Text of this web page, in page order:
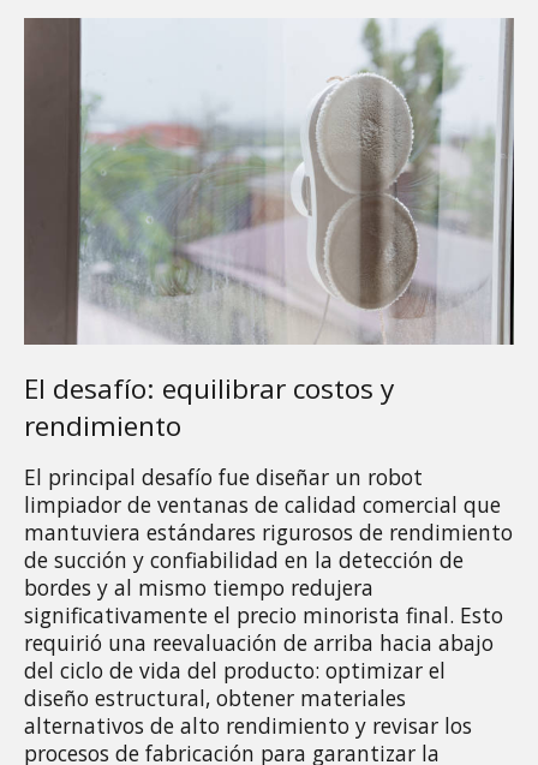
El desafío: equilibrar costos y
rendimiento
El principal desafío fue diseñar un robot
limpiador de ventanas de calidad comercial que
mantuviera estándares rigurosos de rendimiento
de succión y confiabilidad en la detección de
bordes y al mismo tiempo redujera
significativamente el precio minorista final. Esto
requirió una reevaluación de arriba hacia abajo
del ciclo de vida del producto: optimizar el
diseño estructural, obtener materiales
alternativos de alto rendimiento y revisar los
procesos de fabricación para garantizar la